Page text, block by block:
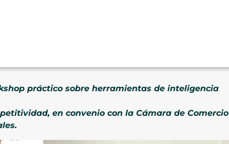
práctico sobre herramientas de inteligencia
en convenio con la Cámara de Comercio